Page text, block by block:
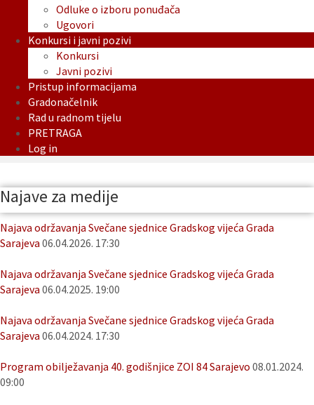
Odluke o izboru ponuđača
Ugovori
Konkursi i javni pozivi
Konkursi
Javni pozivi
Pristup informacijama
Gradonačelnik
Rad u radnom tijelu
PRETRAGA
Log in
Najave za medije
Najava održavanja Svečane sjednice Gradskog vijeća Grada
Sarajeva 06.04.2026. 17:30
Najava održavanja Svečane sjednice Gradskog vijeća Grada
Sarajeva 06.04.2025. 19:00
Najava održavanja Svečane sjednice Gradskog vijeća Grada
Sarajeva 06.04.2024. 17:30
Program obilježavanja 40. godišnjice ZOI 84 Sarajevo 08.01.2024.
09:00